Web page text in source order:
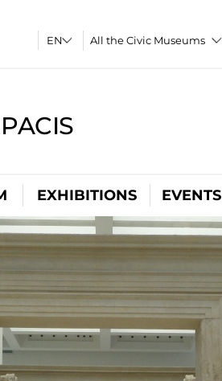
All the Civic Museums
EXHIBITIONS EVENTS